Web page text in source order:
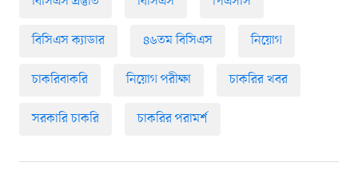
বিসিএস ক্যাডার ৪৬তম বিসিএস নিয়োগ
চাকরিবাকরি নিয়োগ পরীক্ষা চাকরির খবর
সরকারি চাকরি চাকরির পরামর্শ